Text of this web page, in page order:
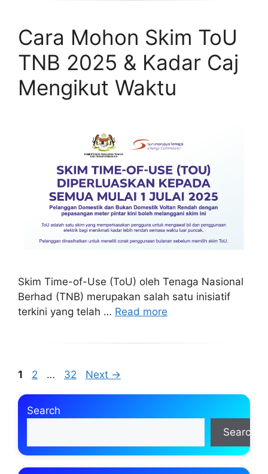
Cara Mohon Skim ToU
TNB 2025 & Kadar Caj
Mengikut Waktu
Skim Time-of-Use (ToU) oleh Tenaga Nasional
Berhad (TNB) merupakan salah satu inisiatif
terkini yang telah … Read more
Page
1 Page
2 … Page
32 Next →
Search
Search